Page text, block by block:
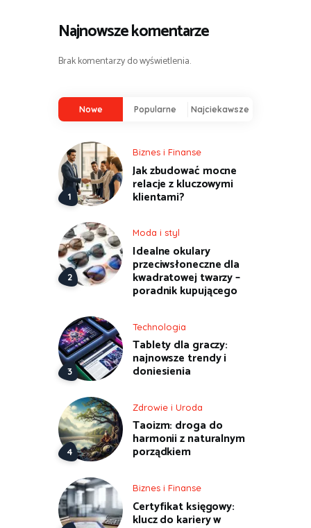
Najnowsze komentarze
Brak komentarzy do wyświetlenia.
Nowe Popularne Najciekawsze
Biznes i Finanse
Jak zbudować mocne
relacje z kluczowymi
klientami?
Moda i styl
Idealne okulary
przeciwsłoneczne dla
kwadratowej twarzy –
poradnik kupującego
Technologia
Tablety dla graczy:
najnowsze trendy i
doniesienia
Zdrowie i Uroda
Taoizm: droga do
harmonii z naturalnym
porządkiem
Biznes i Finanse
Certyfikat księgowy:
klucz do kariery w